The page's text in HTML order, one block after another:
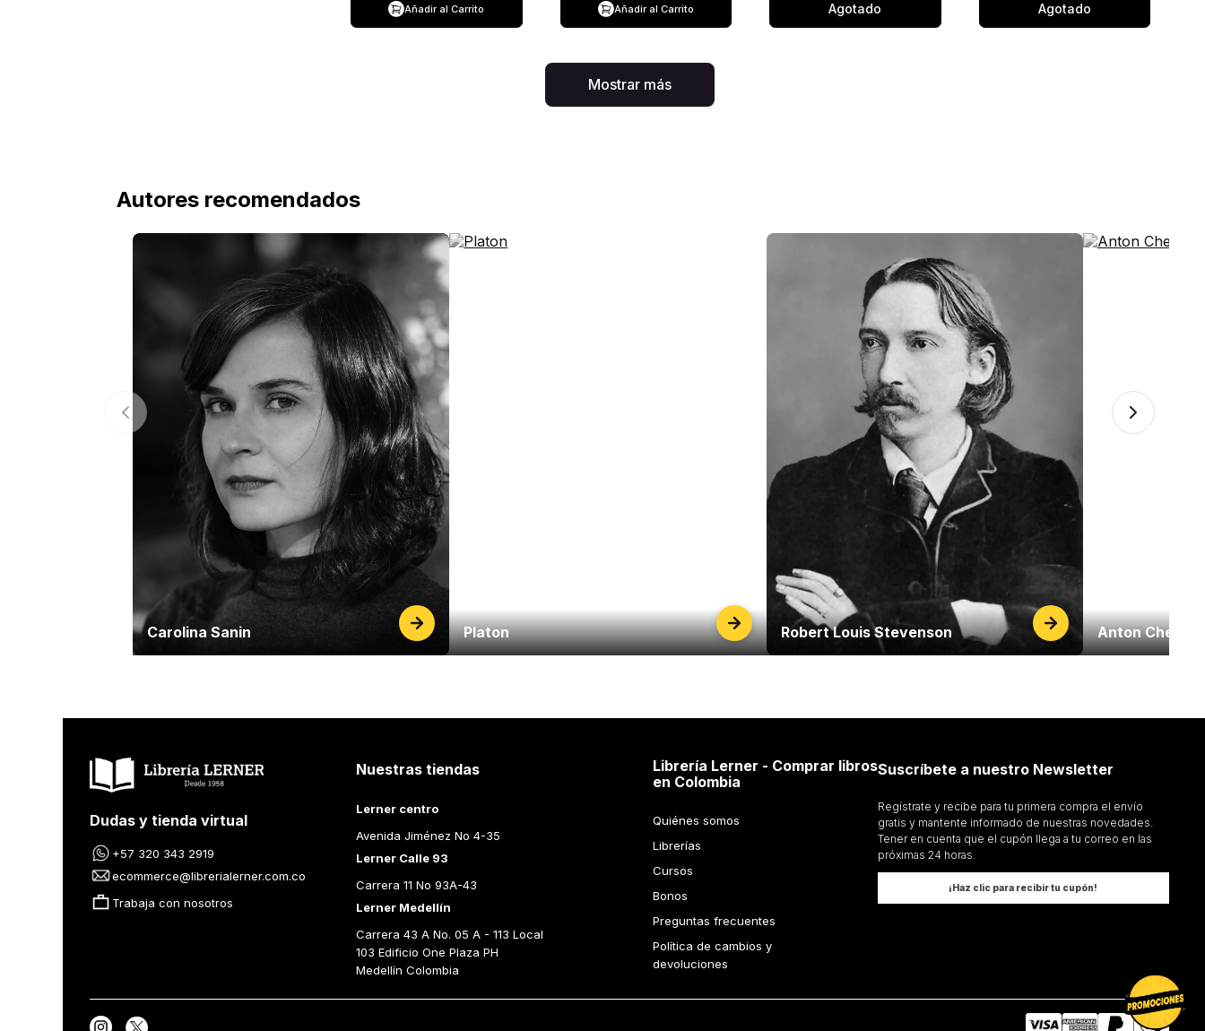
Añadir al Carrito Añadir al Carrito Agotado Agotado
Mostrar más
Autores recomendados
Carolina Sanin Platon Robert Louis Stevenson Anton Chejov
Dudas y tienda virtual
+57 320 343 2919
ecommerce@librerialerner.com.co
Trabaja con nosotros
Nuestras tiendas
Lerner centro
Avenida Jiménez No 4-35
Lerner Calle 93
Carrera 11 No 93A-43
Lerner Medellín
Carrera 43 A No. 05 A - 113 Local
103 Edificio One Plaza PH
Medellín Colombia
Librería Lerner - Comprar libros
en Colombia
Quiénes somos
Librerías
Cursos
Bonos
Preguntas frecuentes
Política de cambios y
devoluciones
Suscríbete a nuestro Newsletter
Regístrate y recibe para tu primera compra el envío
gratis y mantente informado de nuestras novedades.
Tener en cuenta que el cupón llega a tu correo en las
próximas 24 horas.
¡Haz clic para recibir tu cupón!